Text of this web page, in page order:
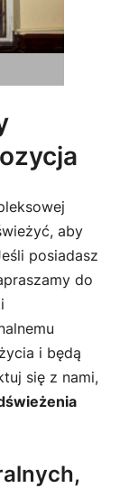
aby
posiadasz
do
i będą
się z nami,